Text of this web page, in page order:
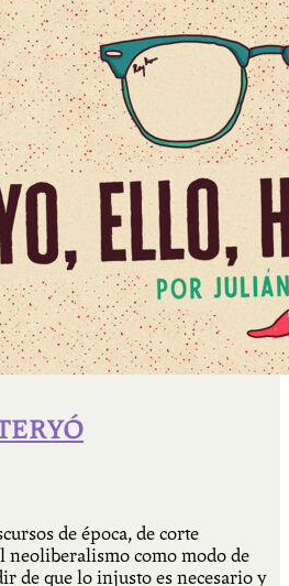
de época, de corte
neoliberalismo como modo de
de que lo injusto es necesario y